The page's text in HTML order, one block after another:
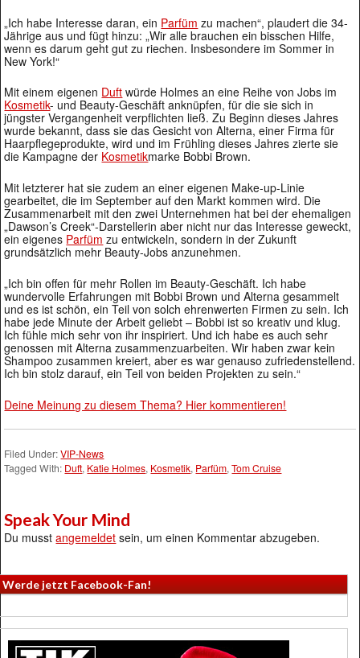
„Ich habe Interesse daran, ein Parfüm zu machen“, plaudert die 34-
Jährige aus und fügt hinzu: „Wir alle brauchen ein bisschen Hilfe,
wenn es darum geht gut zu riechen. Insbesondere im Sommer in
New York!“
Mit einem eigenen Duft würde Holmes an eine Reihe von Jobs im
Kosmetik- und Beauty-Geschäft anknüpfen, für die sie sich in
jüngster Vergangenheit verpflichten ließ. Zu Beginn dieses Jahres
wurde bekannt, dass sie das Gesicht von Alterna, einer Firma für
Haarpflegeprodukte, wird und im Frühling dieses Jahres zierte sie
die Kampagne der Kosmetikmarke Bobbi Brown.
Mit letzterer hat sie zudem an einer eigenen Make-up-Linie
gearbeitet, die im September auf den Markt kommen wird. Die
Zusammenarbeit mit den zwei Unternehmen hat bei der ehemaligen
„Dawson’s Creek“-Darstellerin aber nicht nur das Interesse geweckt,
ein eigenes Parfüm zu entwickeln, sondern in der Zukunft
grundsätzlich mehr Beauty-Jobs anzunehmen.
„Ich bin offen für mehr Rollen im Beauty-Geschäft. Ich habe
wundervolle Erfahrungen mit Bobbi Brown und Alterna gesammelt
und es ist schön, ein Teil von solch ehrenwerten Firmen zu sein. Ich
habe jede Minute der Arbeit geliebt – Bobbi ist so kreativ und klug.
Ich fühle mich sehr von ihr inspiriert. Und ich habe es auch sehr
genossen mit Alterna zusammenzuarbeiten. Wir haben zwar kein
Shampoo zusammen kreiert, aber es war genauso zufriedenstellend.
Ich bin stolz darauf, ein Teil von beiden Projekten zu sein.“
Deine Meinung zu diesem Thema? Hier kommentieren!
Filed Under:VIP-News
Tagged With: Duft, Katie Holmes, Kosmetik, Parfüm,Tom Cruise
Speak Your Mind
Du musstangemeldet sein, um einen Kommentar abzugeben.
Werde jetzt Facebook-Fan!